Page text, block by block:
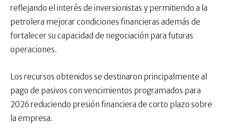
reflejando el interés de inversionistas y permitiendo a la
petrolera mejorar condiciones financieras además de
fortalecer su capacidad de negociación para futuras
operaciones.
Los recursos obtenidos se destinaron principalmente al
pago de pasivos con vencimientos programados para
2026 reduciendo presión financiera de corto plazo sobre
la empresa.